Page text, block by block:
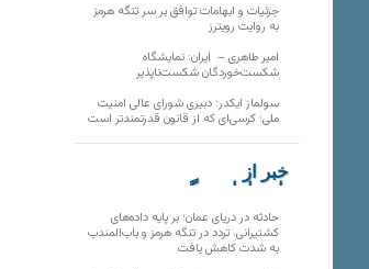
جزئیات و ابهامات توافق بر سر تنگه هرمز
به روایت رویترز
امیر طاهری – ایران: نمایشگاه
شکست‌خوردگان شکست‌ناپذیر
سولماز ایکدر: دبیری شورای عالی امنیت
ملی؛ کرسی‌ای که از قانون قدرتمندتر است
خبر از
تارنماهای دیگر
حادثه در دریای عمان؛ بر پایه داده‌های
کشتیرانی، تردد در تنگه هرمز و باب‌المندب
به شدت کاهش یافت